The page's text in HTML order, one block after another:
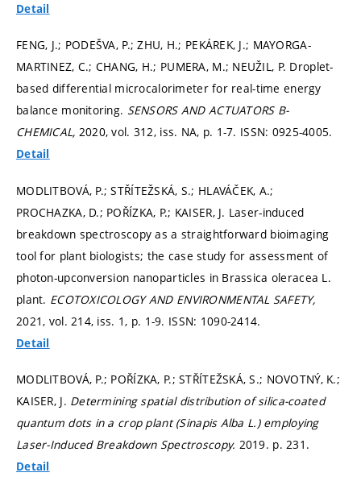
Detail
FENG, J.; PODEŠVA, P.; ZHU, H.; PEKÁREK, J.; MAYORGA-
MARTINEZ, C.; CHANG, H.; PUMERA, M.; NEUŽIL, P. Droplet-
based differential microcalorimeter for real-time energy
balance monitoring. SENSORS AND ACTUATORS B-
CHEMICAL, 2020, vol. 312, iss. NA, p. 1-7. ISSN: 0925-4005.
Detail
MODLITBOVÁ, P.; STŘÍTEŽSKÁ, S.; HLAVÁČEK, A.;
PROCHAZKA, D.; POŘÍZKA, P.; KAISER, J. Laser-induced
breakdown spectroscopy as a straightforward bioimaging
tool for plant biologists; the case study for assessment of
photon-upconversion nanoparticles in Brassica oleracea L.
plant. ECOTOXICOLOGY AND ENVIRONMENTAL SAFETY,
2021, vol. 214, iss. 1, p. 1-9. ISSN: 1090-2414.
Detail
MODLITBOVÁ, P.; POŘÍZKA, P.; STŘÍTEŽSKÁ, S.; NOVOTNÝ, K.;
KAISER, J. Determining spatial distribution of silica-coated
quantum dots in a crop plant (Sinapis Alba L.) employing
Laser-Induced Breakdown Spectroscopy. 2019. p. 231.
Detail